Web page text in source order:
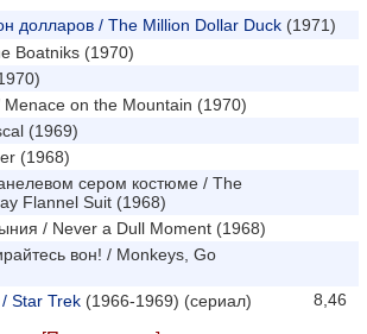
долларов / The Million Dollar Duck (1971)
Boatniks (1970)
Menace on the Mountain (1970)
(1969)
(1968)
сером костюме / The
Flannel Suit (1968)
/ Never a Dull Moment (1968)
вон! / Monkeys, Go
8,46
Star Trek (1966-1969) (сериал)